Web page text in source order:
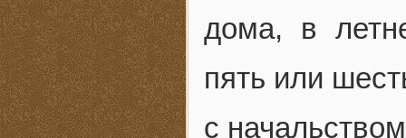
дома, в
пять или
с